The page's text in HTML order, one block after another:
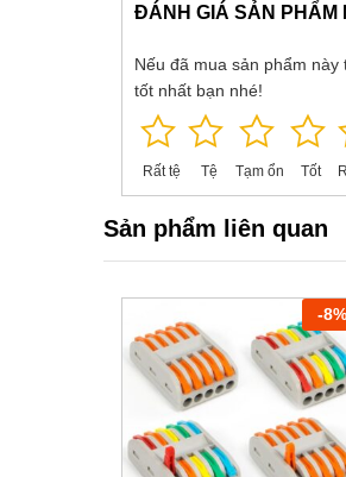
ĐÁNH GIÁ SẢN PHẨM
Nếu đã mua sản phẩm
tốt nhất bạn nhé!
Rất tệ Tệ Tạm ổn Tốt
Sản phẩm liên quan
-8%